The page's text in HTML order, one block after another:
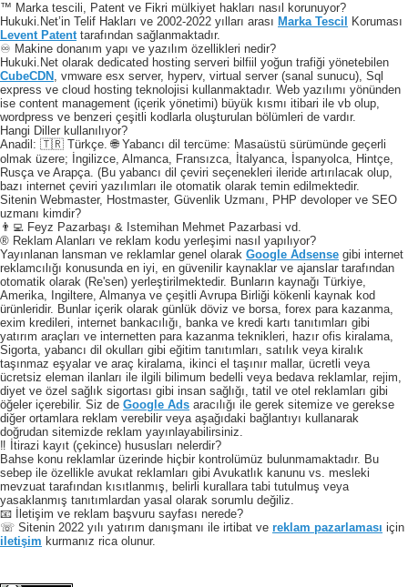
™ Marka tescili, Patent ve Fikri mülkiyet hakları nasıl korunuyor?
Hukuki.Net’in Telif Hakları ve 2002-2022 yılları arası Marka Tescil
Koruması
Levent Patenttarafından sağlanmaktadır.
♾️ Makine donanım yapı ve yazılım özellikleri nedir?
Hukuki.Net olarak dedicated hosting serveri bilfiil yoğun trafiği yönetebilen
CubeCDN , vmware esx server, hyperv, virtual server (sanal sunucu), Sql
express ve cloud hosting teknolojisi kullanmaktadır. Web yazılımı yönünden
ise content management (içerik yönetimi) büyük kısmı itibari ile vb olup,
wordpress ve benzeri çeşitli kodlarla oluşturulan bölümleri de vardır.
Hangi Diller kullanılıyor?
Anadil: 🇹🇷 Türkçe. 🌐 Yabancı dil tercüme: Masaüstü sürümünde geçerli
olmak üzere; İngilizce, Almanca, Fransızca, İtalyanca, İspanyolca, Hintçe,
Rusça ve Arapça. (Bu yabancı dil çeviri seçenekleri ileride artırılacak olup,
bazı internet çeviri yazılımları ile otomatik olarak temin edilmektedir.
Sitenin Webmaster, Hostmaster, Güvenlik Uzmanı, PHP devoloper ve SEO
uzmanı kimdir?
👨‍💻 Feyz Pazarbaşı & Istemihan Mehmet Pazarbasi vd.
® Reklam Alanları ve reklam kodu yerleşimi nasıl yapılıyor?
Yayınlanan lansman ve reklamlar genel olarak Google Adsense gibi internet
reklamcılığı konusunda en iyi, en güvenilir kaynaklar ve ajanslar tarafından
otomatik olarak (Re'sen) yerleştirilmektedir. Bunların kaynağı Türkiye,
Amerika, Ingiltere, Almanya ve çeşitli Avrupa Birliği kökenli kaynak kod
ürünleridir. Bunlar içerik olarak günlük döviz ve borsa, forex para kazanma,
exim kredileri, internet bankacılığı, banka ve kredi kartı tanıtımları gibi
yatırım araçları ve internetten para kazanma teknikleri, hazır ofis kiralama,
Sigorta, yabancı dil okulları gibi eğitim tanıtımları, satılık veya kiralık
taşınmaz eşyalar ve araç kiralama, ikinci el taşınır mallar, ücretli veya
ücretsiz eleman ilanları ile ilgili bilimum bedelli veya bedava reklamlar, rejim,
diyet ve özel sağlık sigortası gibi insan sağlığı, tatil ve otel reklamları gibi
öğeler içerebilir. Siz de Google Ads aracılığı ile gerek sitemize ve gerekse
diğer ortamlara reklam verebilir veya aşağıdaki bağlantıyı kullanarak
doğrudan sitemizde reklam yayınlayabilirsiniz.
‼️ İtirazi kayıt (çekince) hususları nelerdir?
Bahse konu reklamlar üzerinde hiçbir kontrolümüz bulunmamaktadır. Bu
sebep ile özellikle avukat reklamları gibi Avukatlık kanunu vs. mesleki
mevzuat tarafından kısıtlanmış, belirli kurallara tabi tutulmuş veya
yasaklanmış tanıtımlardan yasal olarak sorumlu değiliz.
📧 İletişim ve reklam başvuru sayfası nerede?
☏ Sitenin 2022 yılı yatırım danışmanı ile irtibat ve reklam pazarlaması için
iletişim kurmanız rica olunur.